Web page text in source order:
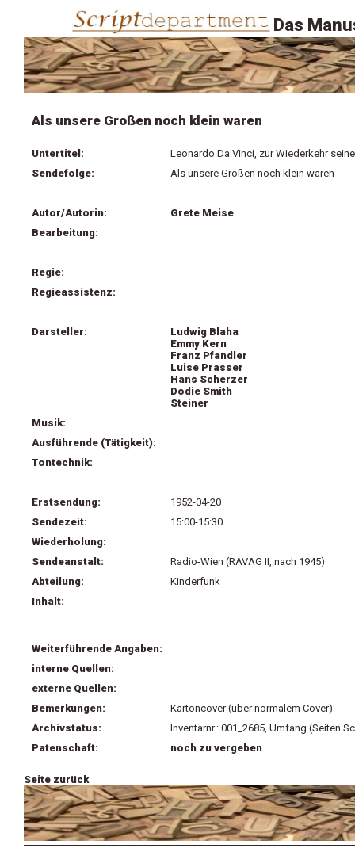
Das
Als unsere Großen noch klein waren
Untertitel:
Leonardo Da Vinci, zur Wiederkehr
Sendefolge:
Als unsere Großen noch klein waren
Autor/Autorin:
Grete Meise
Bearbeitung:
Regie:
Regieassistenz:
Darsteller:
Ludwig Blaha
Emmy Kern
Franz Pfandler
Luise Prasser
Hans Scherzer
Dodie Smith
Steiner
Musik:
Ausführende (Tätigkeit):
Tontechnik:
Erstsendung:
1952-04-20
Sendezeit:
15:00-15:30
Wiederholung:
Sendeanstalt:
Radio-Wien (RAVAG II, nach 1945)
Abteilung:
Kinderfunk
Inhalt:
Weiterführende Angaben:
interne Quellen:
externe Quellen:
Bemerkungen:
Kartoncover (über normalem Cover)
Archivstatus:
Inventarnr.: 001_2685, Umfang (Seiten
Patenschaft:
noch zu vergeben
Seite zurück